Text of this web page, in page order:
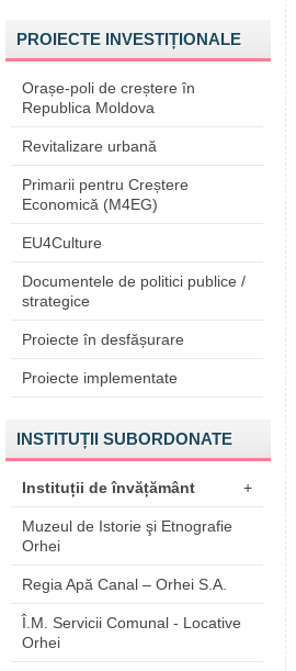
PROIECTE INVESTIȚIONALE
Orașe-poli de creștere în
Republica Moldova
Revitalizare urbană
Primarii pentru Creștere
Economică (M4EG)
EU4Culture
Documentele de politici publice /
strategice
Proiecte în desfășurare
Proiecte implementate
INSTITUȚII SUBORDONATE
Instituții de învățământ +
Muzeul de Istorie şi Etnografie
Orhei
Regia Apă Canal – Orhei S.A.
Î.M. Servicii Comunal - Locative
Orhei